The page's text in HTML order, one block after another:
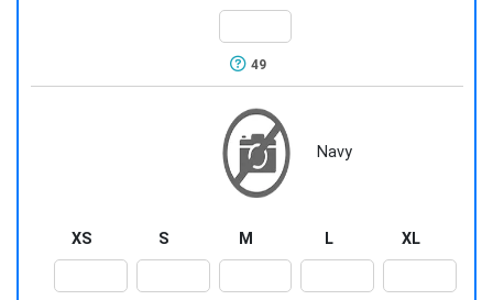
49
Navy
XS S M L XL